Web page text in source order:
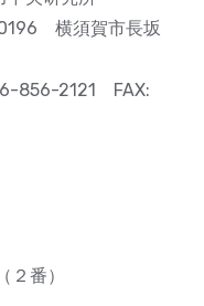
賀市長坂
FAX:
番）